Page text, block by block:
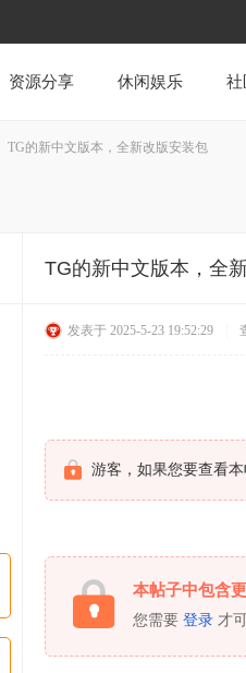
资源分享 休闲娱乐 社
TG的新中文版本，全新改版安装包
TG的新中文版本，全
发表于 2025-5-23 19:52:29
游客，如果您要查看
本帖子中包含
您需要 登录 才